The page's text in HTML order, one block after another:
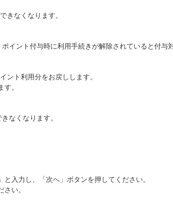
きなくなります。
ント付与時に利用手続きが解除されていると付与
ント利用分をお戻しします。
。
なくなります。
入力し、「次へ」ボタンを押してください。
い。